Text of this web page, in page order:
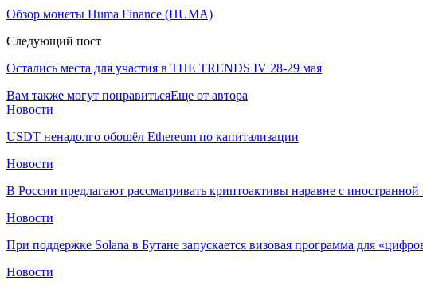
Обзор монеты Huma Finance (HUMA)
Следующий пост
Остались места для участия в THE TRENDS IV 28-29 мая
Вам также могут понравитьсяЕще от автора
Новости
USDT ненадолго обошёл Ethereum по капитализации
Новости
В России предлагают рассматривать криптоактивы наравне с
Новости
При поддержке Solana в Бутане запускается визовая программа для
Новости